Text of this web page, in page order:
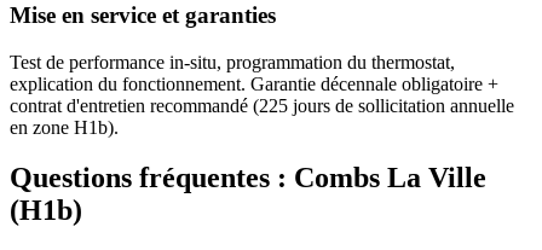
Mise en service et garanties
Test de performance in-situ, programmation du thermostat,
explication du fonctionnement. Garantie décennale obligatoire +
contrat d'entretien recommandé (225 jours de sollicitation annuelle
en zone H1b).
Questions fréquentes : Combs La Ville
(H1b)